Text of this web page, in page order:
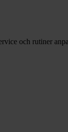
och rutiner